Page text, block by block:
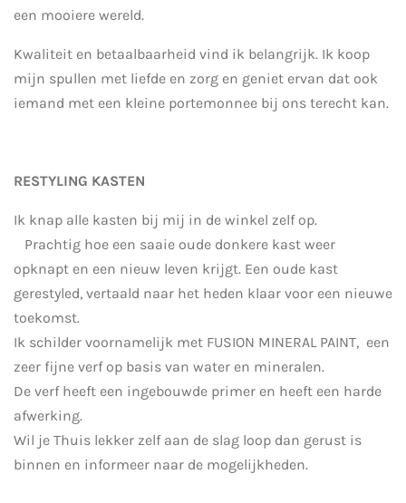
een mooiere wereld.
Kwaliteit en betaalbaarheid vind ik belangrijk. Ik koop
mijn spullen met liefde en zorg en geniet ervan dat ook
iemand met een kleine portemonnee bij ons terecht kan.
RESTYLING KASTEN
Ik knap alle kasten bij mij in de winkel zelf op.
Prachtig hoe een saaie oude donkere kast weer
opknapt en een nieuw leven krijgt. Een oude kast
gerestyled, vertaald naar het heden klaar voor een nieuwe
toekomst.
Ik schilder voornamelijk met FUSION MINERAL PAINT, een
zeer fijne verf op basis van water en mineralen.
De verf heeft een ingebouwde primer en heeft een harde
afwerking.
Wil je Thuis lekker zelf aan de slag loop dan gerust is
binnen en informeer naar de mogelijkheden.